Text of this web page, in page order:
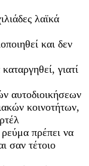
λαϊκά
και δεν
γιατί
αυτοδιοικήσεων
κοινοτήτων,
πρέπει να
σαν τέτοιο